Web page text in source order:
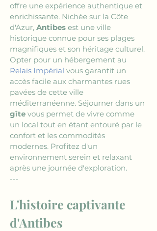
offre une expérience authentique et
enrichissante. Nichée sur la Côte
d'Azur, Antibes est une ville
historique connue pour ses plages
magnifiques et son héritage culturel.
Opter pour un hébergement au
Relais Impérial vous garantit un
accès facile aux charmantes rues
pavées de cette ville
méditerranéenne. Séjourner dans un
gîte vous permet de vivre comme
un local tout en étant entouré par le
confort et les commodités
modernes. Profitez d'un
environnement serein et relaxant
après une journée d'exploration.
---
L'histoire captivante
d'Antibes